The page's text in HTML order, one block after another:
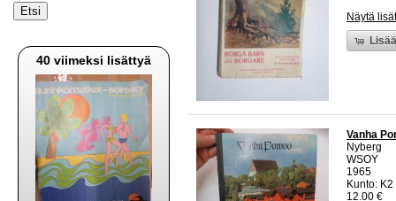
40 viimeksi lisättyä
Näytä
Vanha
Nyberg
WSOY
1965
Kunto:
12.00 €